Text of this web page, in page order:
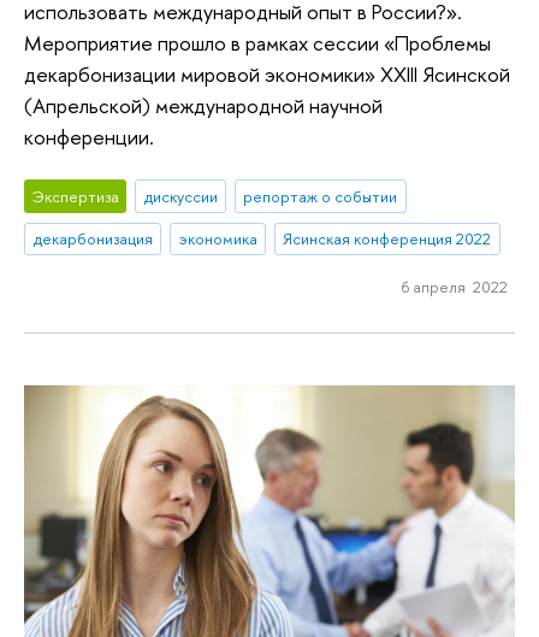
использовать международный опыт в России?».
Мероприятие прошло в рамках сессии «Проблемы
декарбонизации мировой экономики» XXIII Ясинской
(Апрельской) международной научной
конференции.
Экспертиза дискуссии
репортаж о событии
декарбонизация
экономика Ясинская конференция 2022
6 апреля 2022